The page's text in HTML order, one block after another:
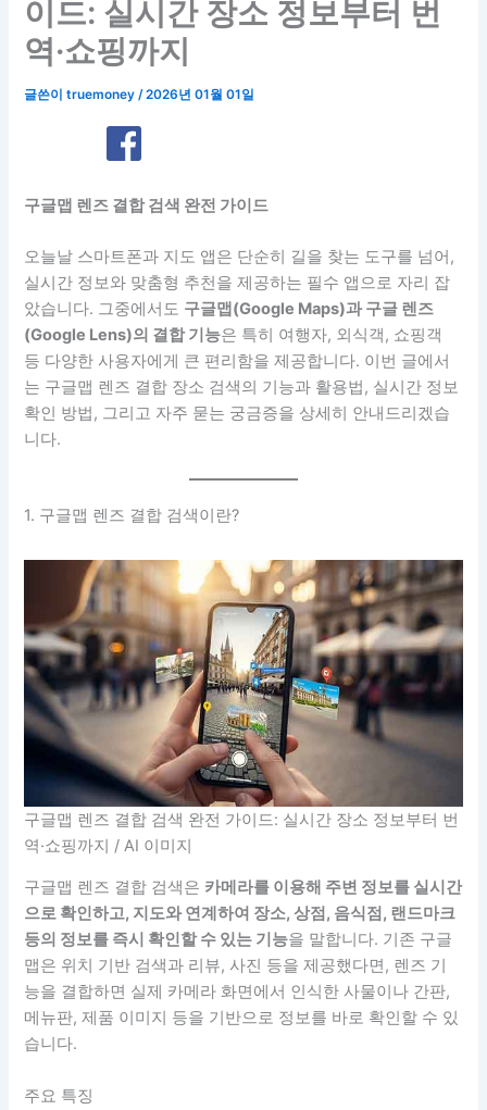
이드: 실시간 장소 정보부터 번
역·쇼핑까지
글쓴이truemoney/2026년 01월 01일
구글맵 렌즈 결합 검색 완전 가이드
오늘날 스마트폰과 지도 앱은 단순히 길을 찾는 도구를 넘어,
실시간 정보와 맞춤형 추천을 제공하는 필수 앱으로 자리 잡
았습니다. 그중에서도 구글맵(Google Maps)과 구글 렌즈
(Google Lens)의 결합 기능은 특히 여행자, 외식객, 쇼핑객
등 다양한 사용자에게 큰 편리함을 제공합니다. 이번 글에서
는 구글맵 렌즈 결합 장소 검색의 기능과 활용법, 실시간 정보
확인 방법, 그리고 자주 묻는 궁금증을 상세히 안내드리겠습
니다.
1. 구글맵 렌즈 결합 검색이란?
구글맵 렌즈 결합 검색 완전 가이드: 실시간 장소 정보부터 번
역·쇼핑까지 / AI 이미지
구글맵 렌즈 결합 검색은 카메라를 이용해 주변 정보를 실시간
으로 확인하고, 지도와 연계하여 장소, 상점, 음식점, 랜드마크
등의 정보를 즉시 확인할 수 있는 기능을 말합니다. 기존 구글
맵은 위치 기반 검색과 리뷰, 사진 등을 제공했다면, 렌즈 기
능을 결합하면 실제 카메라 화면에서 인식한 사물이나 간판,
메뉴판, 제품 이미지 등을 기반으로 정보를 바로 확인할 수 있
습니다.
주요 특징